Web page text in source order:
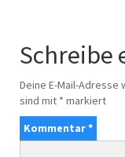
Schreibe
Deine E-Mail-
sind mit * markiert
Kommentar*